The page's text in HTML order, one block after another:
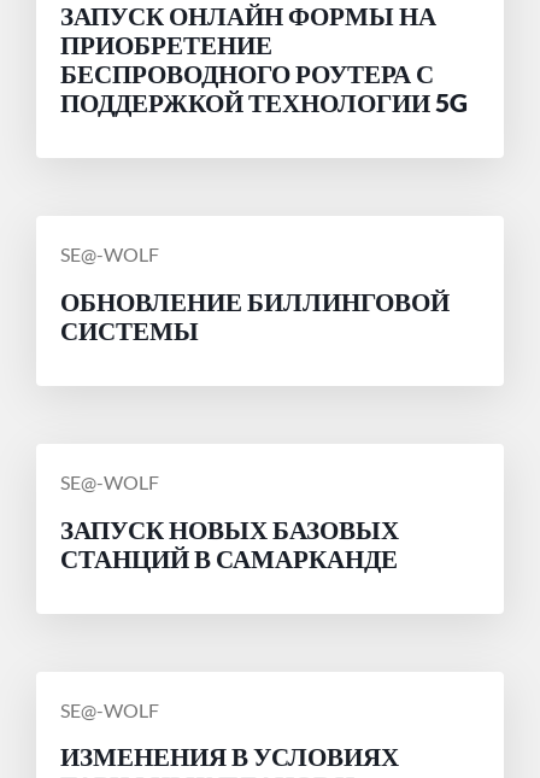
ЗАПУСК ОНЛАЙН ФОРМЫ НА
ПРИОБРЕТЕНИЕ
БЕСПРОВОДНОГО РОУТЕРА С
ПОДДЕРЖКОЙ ТЕХНОЛОГИИ 5G
СООБЩЕНИЕ
SE@-WOLF
ОБНОВЛЕНИЕ БИЛЛИНГОВОЙ
СИСТЕМЫ
СООБЩЕНИЕ
SE@-WOLF
ЗАПУСК НОВЫХ БАЗОВЫХ
СТАНЦИЙ В САМАРКАНДЕ
СООБЩЕНИЕ
SE@-WOLF
ИЗМЕНЕНИЯ В УСЛОВИЯХ